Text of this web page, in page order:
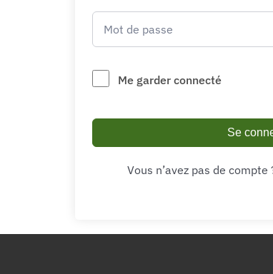
Me garder connecté
Se
Vous n’avez pas de compte